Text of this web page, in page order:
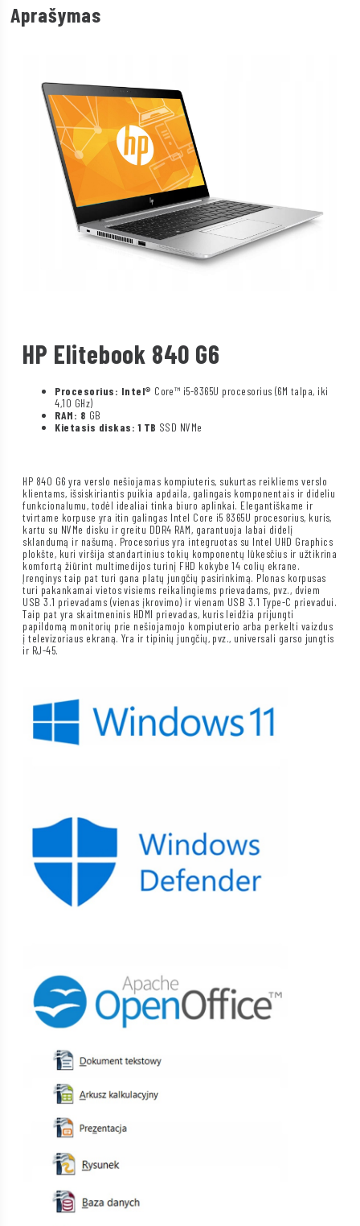
Aprašymas
HP Elitebook 840 G6
Procesorius: Intel® Core™ i5-8365U procesorius (6M talpa, iki
4,10 GHz)
RAM: 8 GB
Kietasis diskas: 1 TB SSD NVMe
HP 840 G6 yra verslo nešiojamas kompiuteris, sukurtas reikliems verslo
klientams, išsiskiriantis puikia apdaila, galingais komponentais ir dideliu
funkcionalumu, todėl idealiai tinka biuro aplinkai. Elegantiškame ir
tvirtame korpuse yra itin galingas Intel Core i5 8365U procesorius, kuris,
kartu su NVMe disku ir greitu DDR4 RAM, garantuoja labai didelį
sklandumą ir našumą. Procesorius yra integruotas su Intel UHD Graphics
plokšte, kuri viršija standartinius tokių komponentų lūkesčius ir užtikrina
komfortą žiūrint multimedijos turinį FHD kokybe 14 colių ekrane.
Įrenginys taip pat turi gana platų jungčių pasirinkimą. Plonas korpusas
turi pakankamai vietos visiems reikalingiems prievadams, pvz., dviem
USB 3.1 prievadams (vienas įkrovimo) ir vienam USB 3.1 Type-C prievadui.
Taip pat yra skaitmeninis HDMI prievadas, kuris leidžia prijungti
papildomą monitorių prie nešiojamojo kompiuterio arba perkelti vaizdus
į televizoriaus ekraną. Yra ir tipinių jungčių, pvz., universali garso jungtis
ir RJ-45.